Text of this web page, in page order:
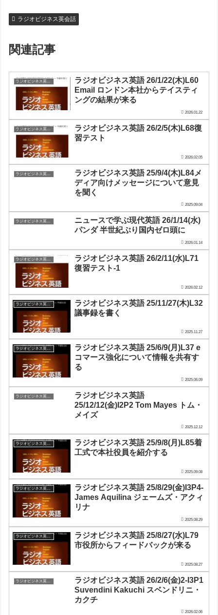
ラジオビジネス英会話
関連記事
ラジオビジネス英会話
ラジオビジネス英語 26/1/22(木)L60
Email ロンドン本社からテイスティ
ングの結果が来る
2026.01.22
ラジオビジネス英会話
ラジオビジネス英語 26/2/5(木)L68復
習テスト
2026.02.05
ラジオビジネス英語 25/9/4(木)L84メ
ディア向けメッセージについて意見
を聞く
2025.09.04
ラジオビジネス英会話
ニュースで学ぶ現代英語 26/1/14(水)
パンダ 半世紀ぶり国内ゼロ頭に
2026.01.14
ラジオビジネス英語 26/2/11(水)L71
復習テスト-1
2026.02.12
ラジオビジネス英会話
ラジオビジネス英語 25/11/27(木)L32
議事録を書く
2025.11.27
ラジオビジネス英会話
ラジオビジネス英語 25/6/9(月)L37 e
コマース強化について情報を共有す
る
2025.06.09
ラジオビジネス英会話
ラジオビジネス英語
25/12/12(金)I2P2 Tom Mayes トム・
メイズ
2025.12.12
ラジオビジネス英会話
ラジオビジネス英語 25/9/8(月)L85着
工式で本社役員を紹介する
2025.09.08
ラジオビジネス英会話
ラジオビジネス英語 25/8/29(金)I3P4-
James Aquilina ジェームズ・アクィ
リナ
2025.08.29
ラジオビジネス英語 25/8/27(水)L79
市役所からフィードバックが来る
2025.08.27
ラジオビジネス英語 26/2/6(金)2-I3P1
Suvendini Kakuchi スベンドリニ・
カクチ
2026.02.06